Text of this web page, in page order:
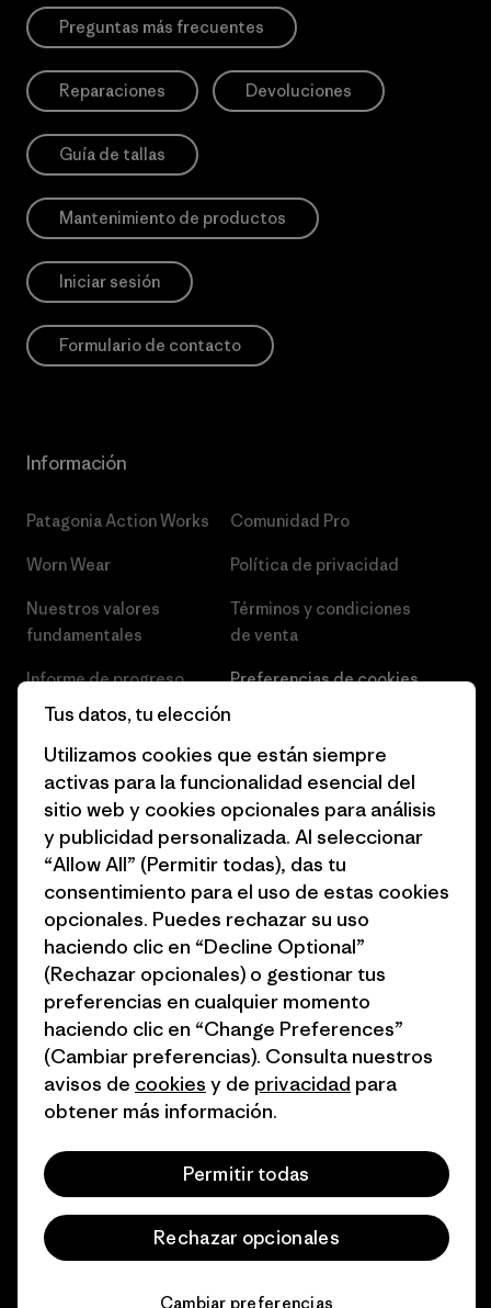
Preguntas más frecuentes
Reparaciones Devoluciones
Guía de tallas
Mantenimiento de productos
Iniciar sesión
Formulario de contacto
Información
Patagonia Action Works
Worn Wear
Nuestros valores
fundamentales
Informe de progreso
Business Unusual
Objetivos climáticos
1% for the Planet
Cómo financiamos
Tarjetas regalo
Encuentra una tienda
Comunidad Pro
Política de privacidad
Términos y condiciones
de venta
Preferencias de cookies
Empleo
Prensa
Programa para profesionales
del sector
Programa de afiliados
Mapa del sitio Patagonia
España
© 2026 Patagonia, Inc. Todos los derechos reservados.
español
Tus datos, tu elección
Utilizamos cookies que están siempre
activas para la funcionalidad esencial del
sitio web y cookies opcionales para análisis
y publicidad personalizada. Al seleccionar
“Allow All” (Permitir todas), das tu
consentimiento para el uso de estas cookies
opcionales. Puedes rechazar su uso
haciendo clic en “Decline Optional”
(Rechazar opcionales) o gestionar tus
preferencias en cualquier momento
haciendo clic en “Change Preferences”
(Cambiar preferencias). Consulta nuestros
avisos de cookies y de privacidad para
obtener más información.
Permitir todas
Rechazar opcionales
Cambiar preferencias